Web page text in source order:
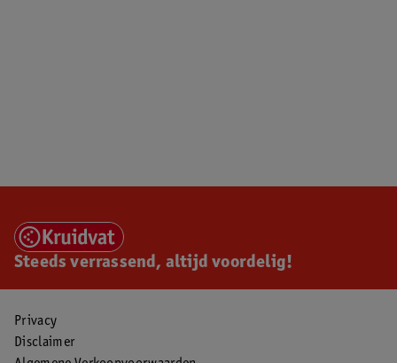
Steeds verrassend, altijd voordelig!
Privacy
Disclaimer